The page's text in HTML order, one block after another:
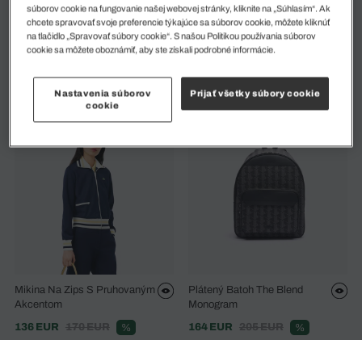
Vodoodpudivá Bunda Z
Textúrovaného Taftu
132 EUR 220 EUR %
Žakárová Tepláková Bunda
Paris Na Zips
133 EUR 190 EUR %
Mikina Na Zips S Pruhovaným
Akcentom
136 EUR
170 EUR %
Plátený Batoh The Blend
Monogram
164 EUR
205 EUR %
súborov cookie na fungovanie našej webovej stránky, kliknite na „Súhlasím“. Ak
chcete spravovať svoje preferencie týkajúce sa súborov cookie, môžete kliknúť
na tlačidlo „Spravovať súbory cookie“. S našou Politikou používania súborov
cookie sa môžete oboznámiť, aby ste získali podrobné informácie.
Nastavenia súborov
cookie
Prijať všetky súbory cookie